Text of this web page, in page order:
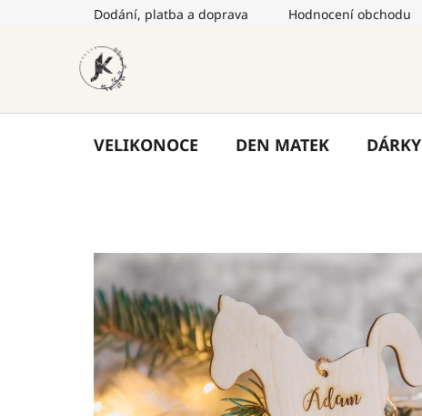
Dodání, platba a doprava Hodnocení obchodu
VELIKONOCE DEN MATEK DÁRKY